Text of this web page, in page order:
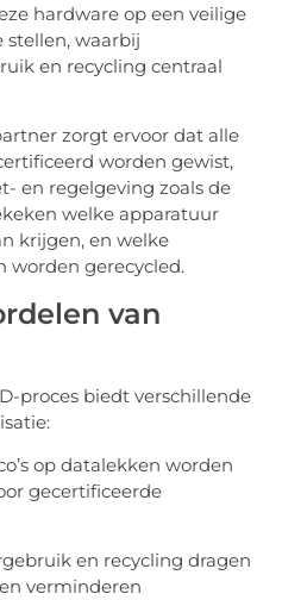
hardware op een veilige
waarbij
en recycling centraal
zorgt ervoor dat alle
worden gewist,
en regelgeving zoals de
welke apparatuur
krijgen, en welke
worden gerecycled.
van
proces biedt verschillende
op datalekken worden
gecertificeerde
en recycling dragen
verminderen